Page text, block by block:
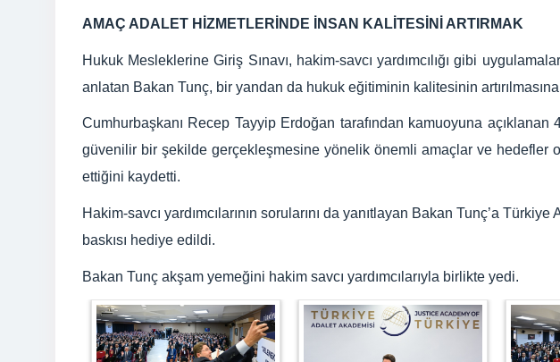
AMAÇ ADALET HİZMETLERİNDE İNSAN KALİTESİNİ ARTIRMAK
Hukuk Mesleklerine Giriş Sınavı, hakim-savcı yardımcılığı gibi
anlatan Bakan Tunç, bir yandan da hukuk eğitiminin kalitesinin
Cumhurbaşkanı Recep Tayyip Erdoğan tarafından kamuoyuna
güvenilir bir şekilde gerçekleşmesine yönelik önemli amaçlar ve hedefler
ettiğini kaydetti.
Hakim-savcı yardımcılarının sorularını da yanıtlayan Bakan Tunç’a
baskısı hediye edildi.
Bakan Tunç akşam yemeğini hakim savcı yardımcılarıyla birlikte yedi.